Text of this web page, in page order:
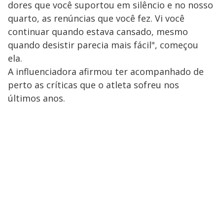
dores que você suportou em silêncio e no nosso
quarto, as renúncias que você fez. Vi você
continuar quando estava cansado, mesmo
quando desistir parecia mais fácil", começou
ela.
A influenciadora afirmou ter acompanhado de
perto as críticas que o atleta sofreu nos
últimos anos.